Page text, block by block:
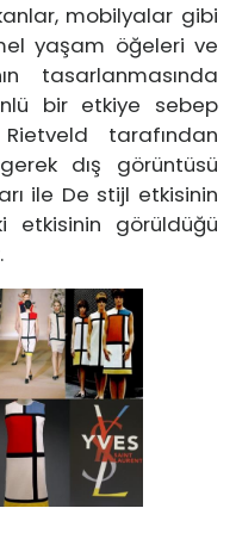
mobilyalar gibi
yaşam öğeleri ve
tasarlanmasında
bir etkiye sebep
tarafından
dış görüntüsü
ile De stijl etkisinin
etkisinin görüldüğü